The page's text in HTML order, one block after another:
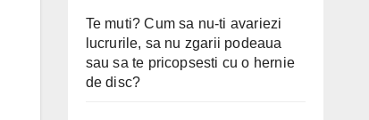
Te muti? Cum sa nu-ti avariezi
lucrurile, sa nu zgarii podeaua
sau sa te pricopsesti cu o hernie
de disc?